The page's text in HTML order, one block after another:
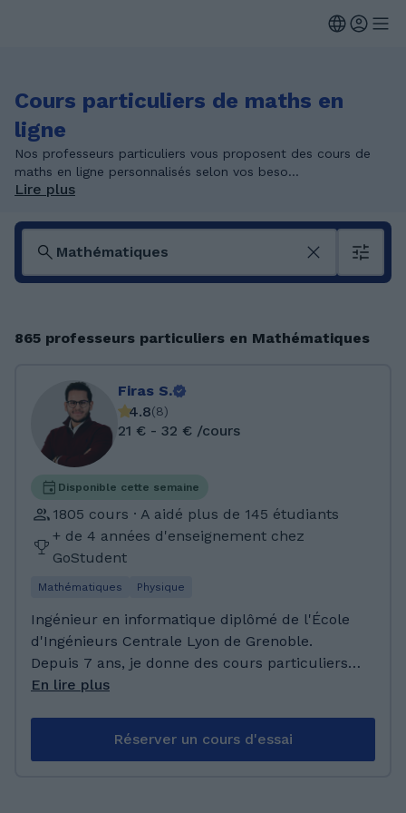
Cours particuliers de maths en
ligne
Nos professeurs particuliers vous proposent des cours de
maths en ligne personnalisés selon vos beso...
Lire plus
865 professeurs particuliers en Mathématiques
Firas S.
4.8(8)
21 € - 32 € /cours
Disponible cette semaine
1805 cours · A aidé plus de 145 étudiants
+ de 4 années d'enseignement chez
GoStudent
Mathématiques Physique
Ingénieur en informatique diplômé de l'École
d'Ingénieurs Centrale Lyon de Grenoble.
Depuis 7 ans, je donne des cours particuliers
et j'ai acquis une solide expérience en
En lire plus
Réserver un cours d'essai